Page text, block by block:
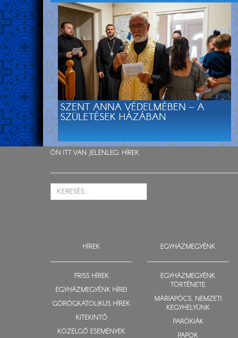
SZENT ANNA VÉDELMÉBEN – A
SZÜLETÉSEK HÁZÁBAN
ÖN ITT VAN JELENLEG: HÍREK
HÍREK
FRISS HÍREK
EGYHÁZMEGYÉNK HÍREI
GÖRÖGKATOLIKUS HÍREK
KITEKINTŐ
KÖZELGŐ ESEMÉNYEK
EGYHÁZMEGYÉNK
EGYHÁZMEGYÉNK
TÖRTÉNETE
MÁRIAPÓCS, NEMZETI
KEGYHELYÜNK
PARÓKIÁK
PAPOK